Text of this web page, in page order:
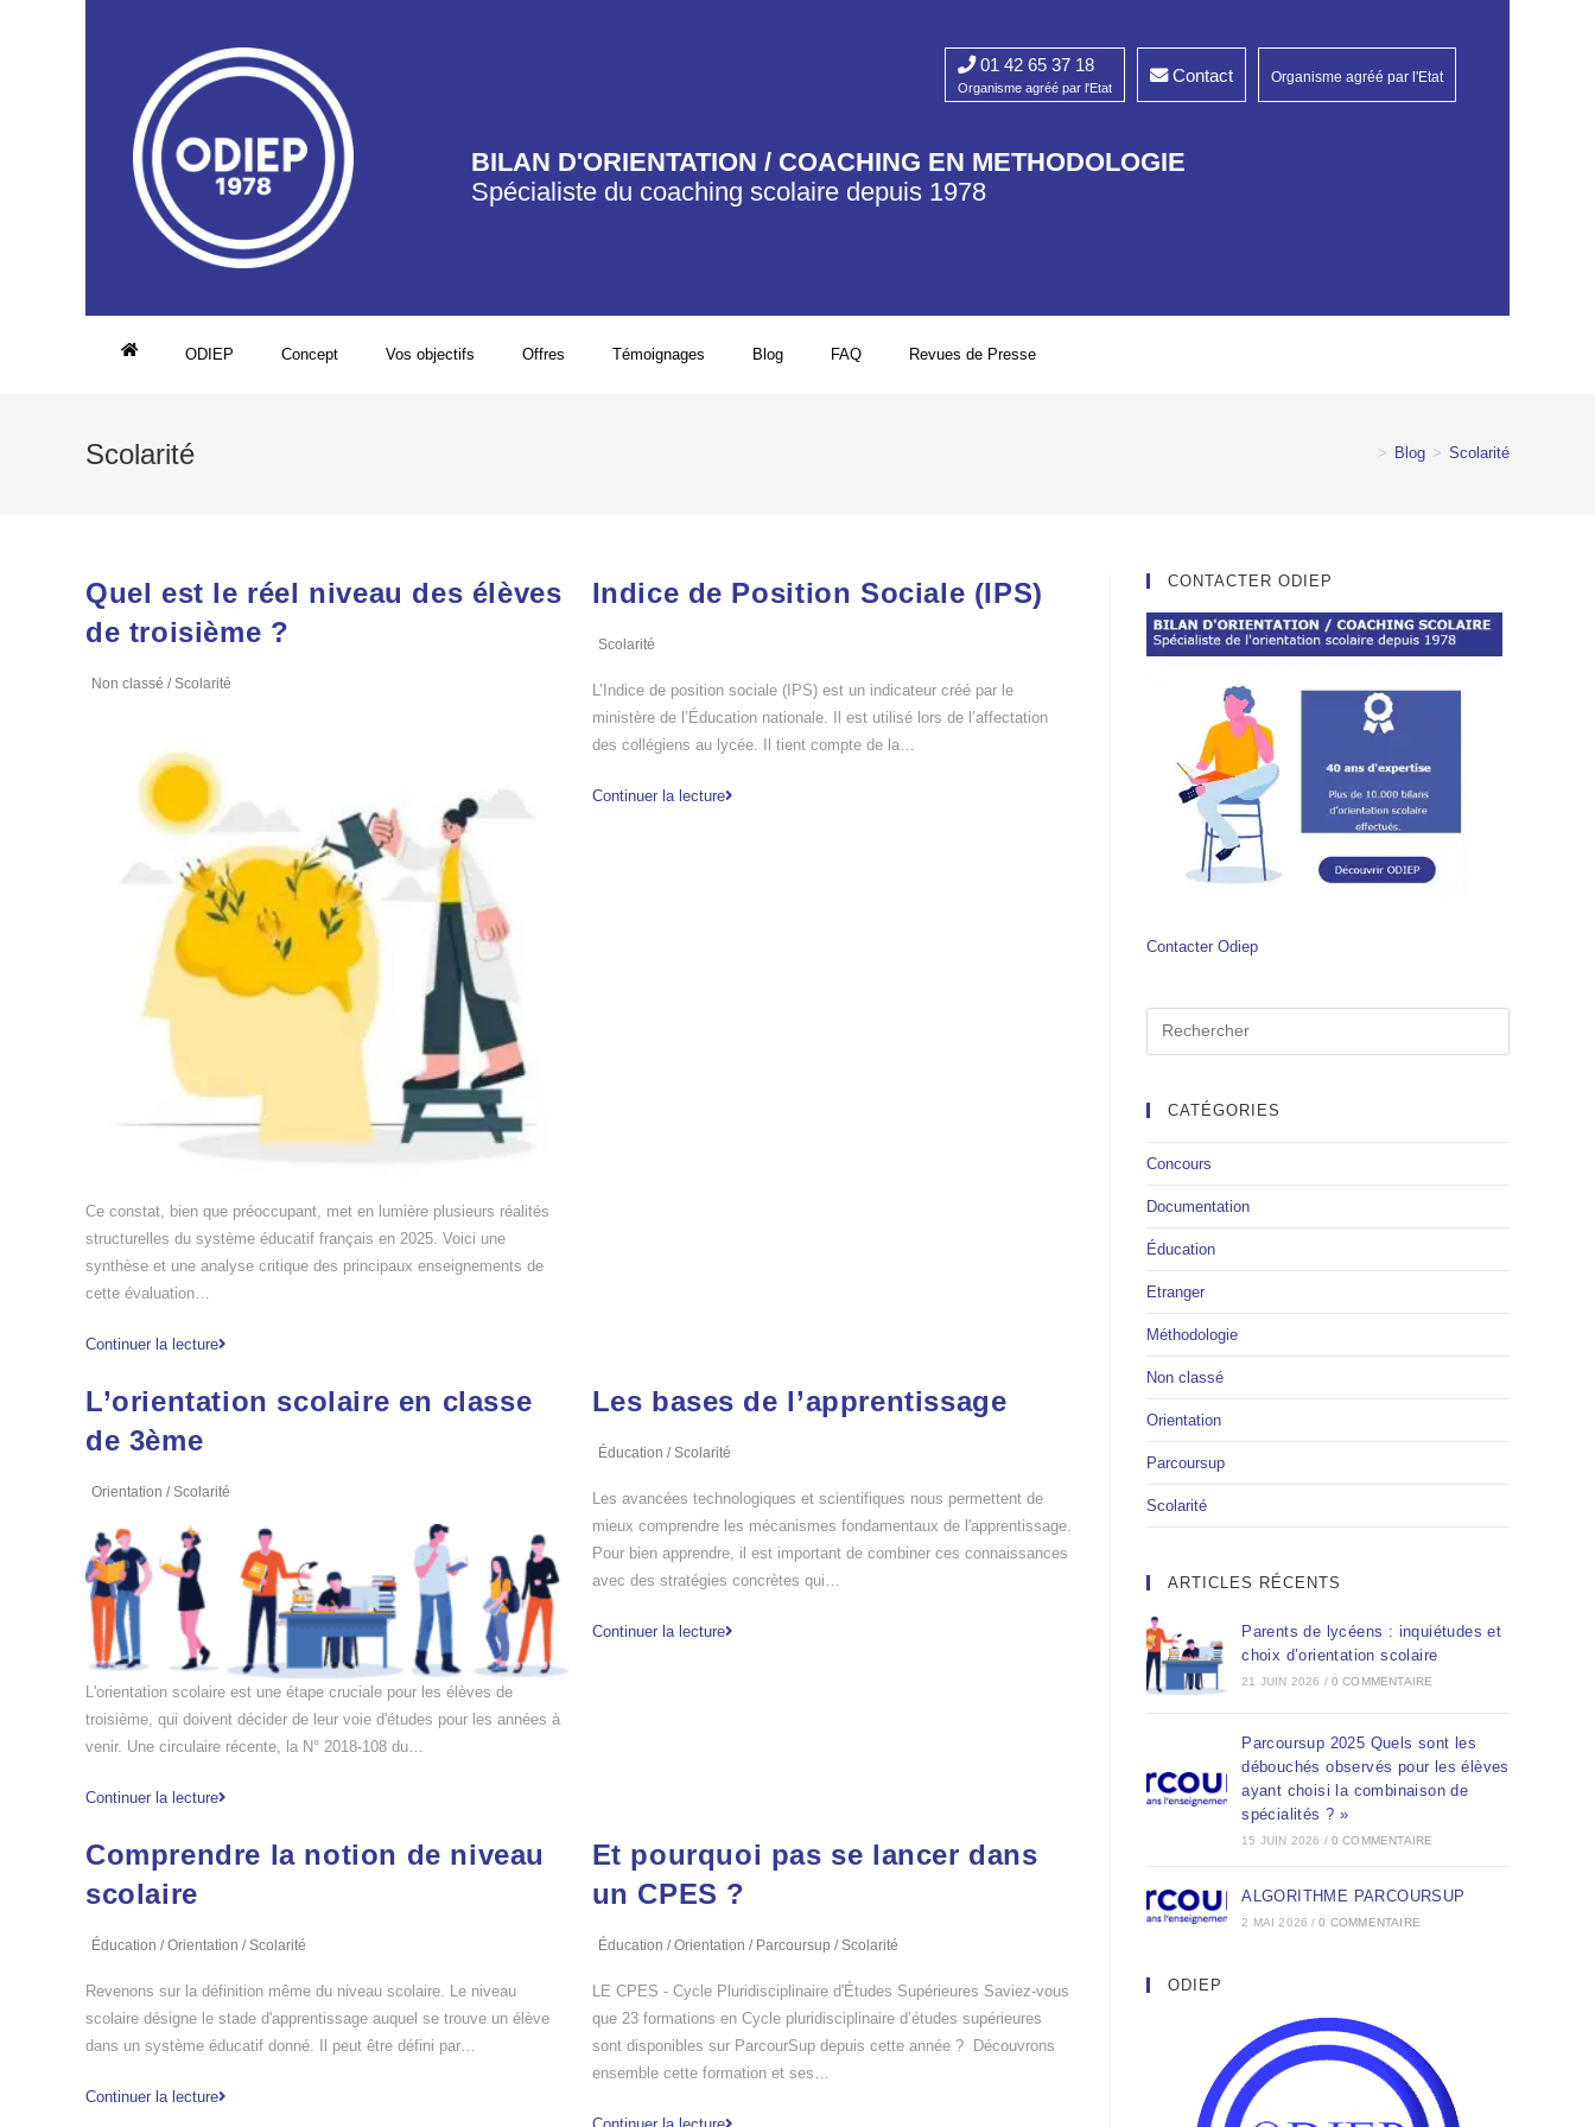
Organisme agréé par l'Etat
Contact
01 42 65 37 18
Organisme agréé par l'Etat
BILAN D'ORIENTATION / COACHING EN METHODOLOGIE
Spécialiste du coaching scolaire depuis 1978​
ODIEP Concept Vos objectifs Offres Témoignages Blog FAQ Revues de Presse
Scolarité > Blog > Scolarité
Quel est le réel niveau des élèves
de troisième ?
Non classé / Scolarité
Ce constat, bien que préoccupant, met en lumière plusieurs réalités
structurelles du système éducatif français en 2025. Voici une
synthèse et une analyse critique des principaux enseignements de
cette évaluation…
Continuer la lecture
Indice de Position Sociale (IPS)
Scolarité
L’Indice de position sociale (IPS) est un indicateur créé par le
ministère de l’Éducation nationale. Il est utilisé lors de l’affectation
des collégiens au lycée. Il tient compte de la…
Continuer la lecture
L’orientation scolaire en classe
de 3ème
Orientation / Scolarité
L'orientation scolaire est une étape cruciale pour les élèves de
troisième, qui doivent décider de leur voie d'études pour les années à
venir. Une circulaire récente, la N° 2018-108 du…
Continuer la lecture
Les bases de l’apprentissage
Éducation / Scolarité
Les avancées technologiques et scientifiques nous permettent de
mieux comprendre les mécanismes fondamentaux de l'apprentissage.
Pour bien apprendre, il est important de combiner ces connaissances
avec des stratégies concrètes qui…
Continuer la lecture
Comprendre la notion de niveau
scolaire
Éducation / Orientation / Scolarité
Revenons sur la définition même du niveau scolaire. Le niveau
scolaire désigne le stade d'apprentissage auquel se trouve un élève
dans un système éducatif donné. Il peut être défini par…
Continuer la lecture
Et pourquoi pas se lancer dans
un CPES ?
Éducation / Orientation / Parcoursup / Scolarité
LE CPES - Cycle Pluridisciplinaire d'Études Supérieures Saviez-vous
que 23 formations en Cycle pluridisciplinaire d’études supérieures
sont disponibles sur ParcourSup depuis cette année ? Découvrons
ensemble cette formation et ses…
CONTACTER ODIEP
Contacter Odiep
CATÉGORIES
Concours
Documentation
Éducation
Etranger
Méthodologie
Non classé
Orientation
Parcoursup
Scolarité
ARTICLES RÉCENTS
Parents de lycéens : inquiétudes et
choix d’orientation scolaire
21 JUIN 2026 / 0 COMMENTAIRE
Parcoursup 2025 Quels sont les
débouchés observés pour les élèves
ayant choisi la combinaison de
spécialités ? »
15 JUIN 2026 / 0 COMMENTAIRE
ALGORITHME PARCOURSUP
2 MAI 2026 / 0 COMMENTAIRE
ODIEP